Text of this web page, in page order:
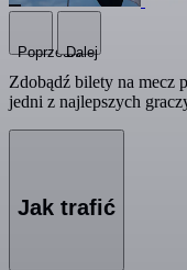
PoprzedniDalej
Zdobądź bilety na mecz
jedni z najlepszych
Jak trafić